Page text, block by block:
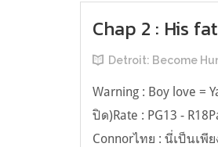
Chap 2 : His
Detroit: Become Human : [AU High
Warning : Boy love =
ปิด)Rate : PG13 -
Connorไทย : นี่เป็นเพี